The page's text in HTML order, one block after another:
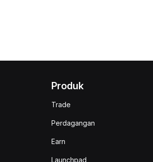
Produk
Trade
Perdagangan
Earn
Launchpad